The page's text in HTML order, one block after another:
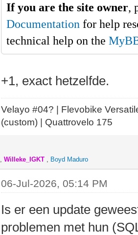
If you are the site owner,
Documentation for help
technical help on the
+1, exact hetzelfde.
Velayo #04? | Flevobike
(custom) | Quattrovelo 175
, Willeke_IGKT , Boyd Maduro
06-Jul-2026, 05:14 PM
Is er een update
problemen met hun